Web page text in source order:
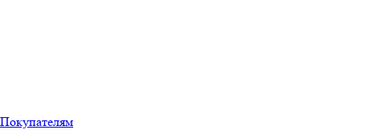
Покупателям